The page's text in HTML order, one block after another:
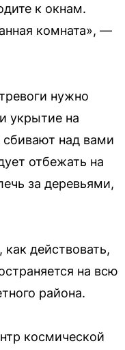
к окнам.
комната», —
нужно
укрытие на
сбивают над вами
отбежать на
за деревьями,
действовать,
на всю
района.
космической